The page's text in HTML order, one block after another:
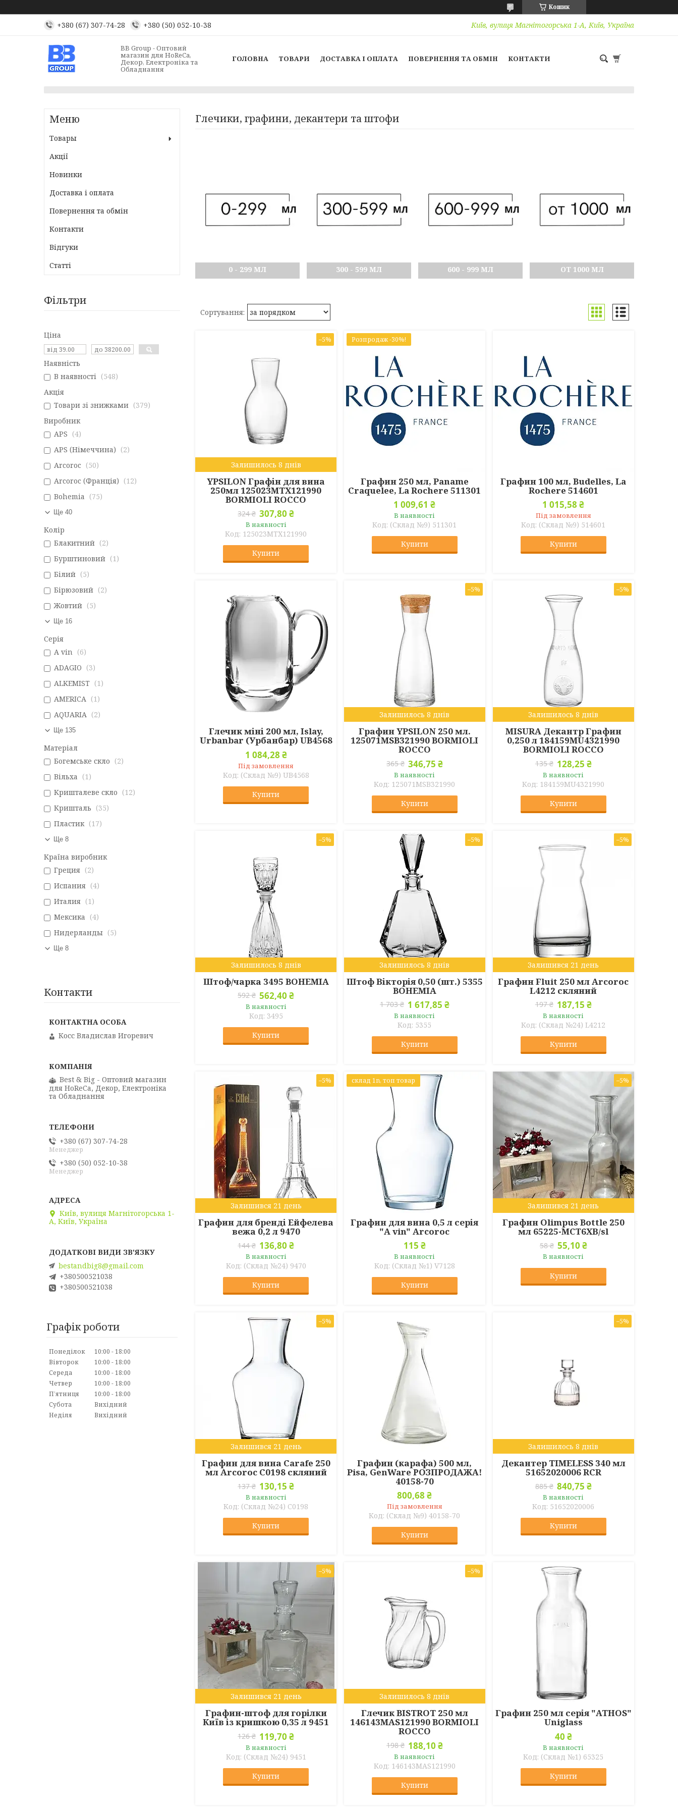
Кошик
+380 (67) 307-74-28 +380 (50) 052-10-38 Київ, вулиця Магнітогорська 1-А, Київ, Україна
BB Group - Оптовий
магазин для HoReCa,
Декор, Електроніка та
Обладнання
ГОЛОВНА ТОВАРИ ДОСТАВКА І ОПЛАТА ПОВЕРНЕННЯ ТА ОБМІН КОНТАКТИ
Глечики, графини, декантери та штофи
0 - 299 МЛ 300 - 599 МЛ 600 - 999 МЛ ОТ 1000 МЛ
–5%
Залишилось 8 днів
YPSILON Графін для вина
250мл 125023MTX121990
BORMIOLI ROCCO
324 ₴ 307,80 ₴
В наявності
125023MTX121990
Купити
Розпродаж -30%!
Графин 250 мл, Paname
Craquelee, La Rochere 511301
1 009,61 ₴
В наявності
(Склад №9) 511301
Купити
Графин 100 мл, Budelles, La
Rochere 514601
1 015,58 ₴
Під замовлення
(Склад №9) 514601
Купити
Глечик міні 200 мл, Islay,
Urbanbar (Урбанбар) UB4568
1 084,28 ₴
Під замовлення
(Склад №9) UB4568
Купити
–5%
Залишилось 8 днів
Графин YPSILON 250 мл.
125071MSB321990 BORMIOLI
ROCCO
365 ₴ 346,75 ₴
В наявності
125071MSB321990
Купити
–5%
Залишилось 8 днів
MISURA Декантр Графин
0,250 л 184159MU4321990
BORMIOLI ROCCO
135 ₴ 128,25 ₴
В наявності
184159MU4321990
Купити
–5%
Залишилось 8 днів
Штоф/чарка 3495 BOHEMIA
592 ₴ 562,40 ₴
В наявності
3495
Купити
–5%
Залишилось 8 днів
Штоф Вікторія 0,50 (шт.) 5355
BOHEMIA
1 703 ₴ 1 617,85 ₴
В наявності
5355
Купити
–5%
Залишився 21 день
Графин Fluit 250 мл Arcoroc
L4212 скляний
197 ₴ 187,15 ₴
В наявності
(Склад №24) L4212
Купити
–5%
Залишився 21 день
Графин для бренді Ейфелева
вежа 0,2 л 9470
144 ₴ 136,80 ₴
В наявності
(Склад №24) 9470
Купити
склад 1n, топ товар
Графин для вина 0,5 л серія
"A vin" Arcoroc
115 ₴
В наявності
(Склад №1) V7128
Купити
–5%
Залишився 21 день
Графин Olimpus Bottle 250
мл 65225-МСТ6ХВ/sl
58 ₴ 55,10 ₴
В наявності
Купити
–5%
Залишився 21 день
Графин для вина Carafe 250
мл Arcoroc C0198 скляний
137 ₴ 130,15 ₴
В наявності
(Склад №24) C0198
Купити
Графин (карафа) 500 мл,
Pisa, GenWare РОЗПРОДАЖА!
40158-70
800,68 ₴
Під замовлення
(Склад №9) 40158-70
Купити
–5%
Залишилось 8 днів
Декантер TIMELESS 340 мл
51652020006 RCR
885 ₴ 840,75 ₴
В наявності
51652020006
Купити
–5%
Залишився 21 день
Графин-штоф для горілки
Київ із кришкою 0,35 л 9451
126 ₴ 119,70 ₴
В наявності
(Склад №24) 9451
Купити
–5%
Залишилось 8 днів
Глечик BISTROT 250 мл
146143MAS121990 BORMIOLI
ROCCO
198 ₴ 188,10 ₴
В наявності
146143MAS121990
Купити
Графин 250 мл серія "ATHOS"
Uniglass
40 ₴
В наявності
(Склад №1) 65325
Купити
Товары
Акції
Новинки
Доставка і оплата
Повернення та обмін
Контакти
Відгуки
Статті
Фільтри
Ціна
Наявність
В наявності
548
Акція
Товари зі знижками
379
Виробник
APS
4
APS (Німеччина)
2
Arcoroc
50
Arcoroc (Франція)
12
Bohemia
75
Ще 40
Колір
Блакитний
2
Бурштиновий
1
Білий
5
Бірюзовий
2
Жовтий
5
Ще 16
Серія
A vin
6
ADAGIO
3
ALKEMIST
1
AMERICA
1
AQUARIA
2
Ще 135
Матеріал
Богемське скло
2
Вільха
1
Кришталеве скло
12
Кришталь
35
Пластик
17
Ще 8
Країна виробник
Греция
2
Испания
4
Италия
1
Мексика
4
Нидерланды
5
Ще 8
Контакти
Косс Владислав Игоревич
Best & Big - Оптовий магазин
для HoReCa, Декор, Електроніка
та Обладнання
+380 (67) 307-74-28
Менеджер
+380 (50) 052-10-38
Менеджер
Київ, вулиця Магнітогорська 1-
А, Київ, Україна
bestandbig8@gmail.com
+380500521038
+380500521038
Графік роботи
Понеділок 10:00
18:00
Вівторок
10:00
18:00
Середа
10:00
18:00
Четвер
10:00
18:00
Пʼятниця
10:00
18:00
Субота
Вихідний
Неділя
Вихідний